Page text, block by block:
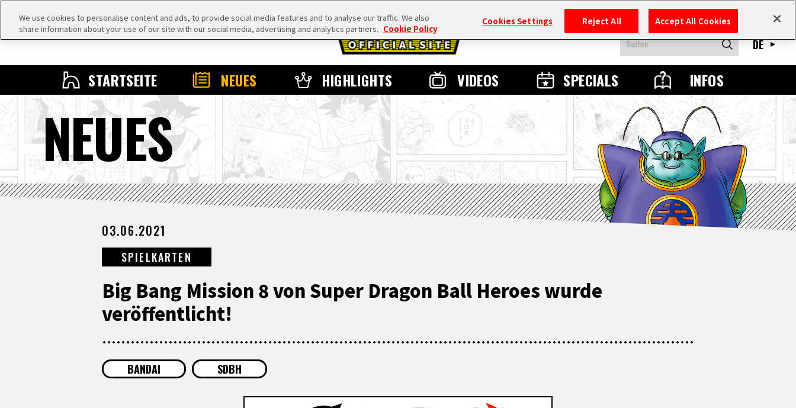
STARTSEITE NEUES HIGHLIGHTS VIDEOS SPECIALS INFOS
DE
NEUES
03.06.2021
SPIELKARTEN
Big Bang Mission 8 von Super Dragon Ball Heroes wurde
veröffentlicht!
BANDAI SDBH
We use cookies to personalise content and ads, to provide social media features and to analyse our traffic. We also
share information about your use of our site with our social media, advertising and analytics partners. Cookie Policy
Cookies Settings Reject All Accept All Cookies